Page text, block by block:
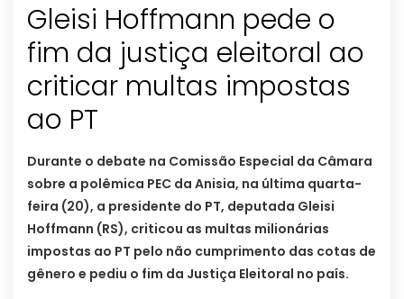
Gleisi Hoffmann pede o
fim da justiça eleitoral ao
criticar multas impostas
ao PT
Durante o debate na Comissão Especial da Câmara
sobre a polêmica PEC da Anisia, na última quarta-
feira (20), a presidente do PT, deputada Gleisi
Hoffmann (RS), criticou as multas milionárias
impostas ao PT pelo não cumprimento das cotas de
gênero e pediu o fim da Justiça Eleitoral no país.